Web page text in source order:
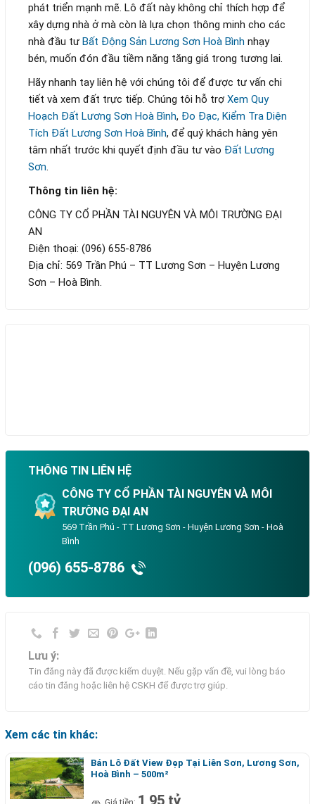
phát triển mạnh mẽ. Lô đất này không chỉ thích hợp để
xây dựng nhà ở mà còn là lựa chọn thông minh cho các
nhà đầu tư Bất Động Sản Lương Sơn Hoà Bình nhạy
bén, muốn đón đầu tiềm năng tăng giá trong tương lai.
Hãy nhanh tay liên hệ với chúng tôi để được tư vấn chi
tiết và xem đất trực tiếp. Chúng tôi hỗ trợ Xem Quy
Hoạch Đất Lương Sơn Hoà Bình, Đo Đạc, Kiểm Tra Diện
Tích Đất Lương Sơn Hoà Bình, để quý khách hàng yên
tâm nhất trước khi quyết định đầu tư vào Đất Lương
Sơn
Thông tin liên hệ:
CÔNG TY CỔ PHẦN TÀI NGUYÊN VÀ MÔI TRƯỜNG ĐẠI
AN
Điện thoại: (096) 655-8786
Địa chỉ: 569 Trần Phú – TT Lương Sơn – Huyện Lương
Sơn – Hoà Bình.
THÔNG TIN LIÊN HỆ
CÔNG TY CỔ PHẦN TÀI NGUYÊN VÀ MÔI
TRƯỜNG ĐẠI AN
569 Trần Phú - TT Lương Sơn - Huyện Lương Sơn - Hoà
Bình
(096) 655-8786
Lưu ý:
Tin đăng này đã được kiểm duyệt. Nếu gặp vấn đề, vui lòng báo
cáo tin đăng hoặc liên hệ CSKH để được trợ giúp.
Xem các tin khác:
Bán Lô Đất View Đẹp Tại Liên Sơn, Lương Sơn,
Hoà Bình – 500m²